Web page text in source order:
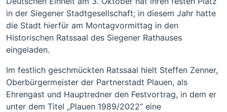
in der Siegener Stadtgesellschaft; in diesem Jahr hatte
die Stadt hierfür am Montagvormittag in den
Historischen Ratssaal des Siegener Rathauses
eingeladen.
Im festlich geschmückten Ratssaal hielt Steffen Zenner,
Oberbürgermeister der Partnerstadt Plauen, als
Ehrengast und Hauptredner den Festvortrag, in dem er
unter dem Titel „Plauen 1989/2022“ eine